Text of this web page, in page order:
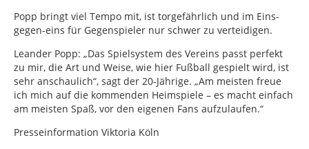
Popp bringt viel Tempo mit, ist torgefährlich und im Eins-
gegen-eins für Gegenspieler nur schwer zu verteidigen.
Leander Popp: „Das Spielsystem des Vereins passt perfekt
zu mir, die Art und Weise, wie hier Fußball gespielt wird, ist
sehr anschaulich“, sagt der 20-Jährige. „Am meisten freue
ich mich auf die kommenden Heimspiele – es macht einfach
am meisten Spaß, vor den eigenen Fans aufzulaufen.“
Presseinformation Viktoria Köln